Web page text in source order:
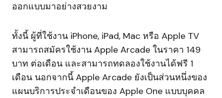
ออกแบบมาอย่างสวยงาม
ทั้งนี้ ผู้ที่ใช้งาน iPhone, iPad, Mac หรือ Apple TV
สามารถสมัครใช้งาน Apple Arcade ในราคา 149
บาท ต่อเดือน และสามารถทดลองใช้งานได้ฟรี 1
เดือน นอกจากนี้ Apple Arcade ยังเป็นส่วนหนึ่งของ
แผนบริการประจำเดือนของ Apple One แบบบุคคล